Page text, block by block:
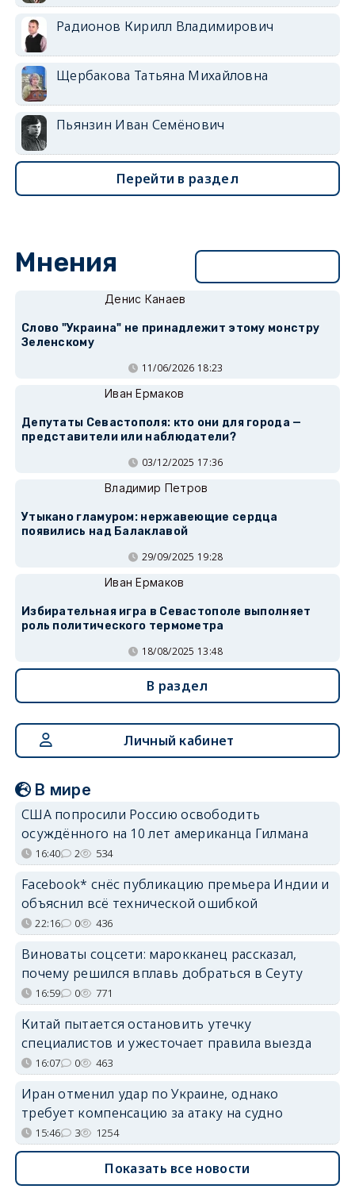
Радионов Кирилл Владимирович
Щербакова Татьяна Михайловна
Пьянзин Иван Семёнович
Перейти в раздел
Мнения
Денис Канаев
Слово "Украина" не принадлежит этому монстру
Зеленскому
11/06/2026 18:23
Иван Ермаков
Депутаты Севастополя: кто они для города —
представители или наблюдатели?
03/12/2025 17:36
Владимир Петров
Утыкано гламуром: нержавеющие сердца
появились над Балаклавой
29/09/2025 19:28
Иван Ермаков
Избирательная игра в Севастополе выполняет
роль политического термометра
18/08/2025 13:48
В раздел
Личный кабинет
В мире
США попросили Россию освободить
осуждённого на 10 лет американца Гилмана
16:40 2 534
Facebook* снёс публикацию премьера Индии и
объяснил всё технической ошибкой
22:16 0 436
Виноваты соцсети: марокканец рассказал,
почему решился вплавь добраться в Сеуту
16:59 0 771
Китай пытается остановить утечку
специалистов и ужесточает правила выезда
16:07 0 463
Иран отменил удар по Украине, однако
требует компенсацию за атаку на судно
15:46 3 1254
Показать все новости